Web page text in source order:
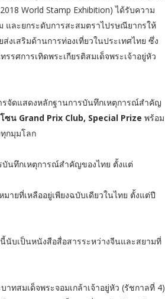
World Stamp Exhibition) ได้รับความ
และยกระดับการสะสมตราไปรษณียากรให้
เสริมด้านการท่องเที่ยวในประเทศไทย ซึ่ง
รศการเทิดพระเกียรติสมเด็จพระเจ้าอยู่หัว
รจัดแสดงหลักฐานการบันทึกเหตุการณ์สำคัญ
โซน Grand Prix Club, Special Prize พร้อม
กมุมโลก
บันทึกเหตุการณ์สำคัญของไทย ตั้งแต่
ยที่เหลืออยู่เพียงฉบับเดียวในไทย ตั้งแต่ปี
นับเป็นหนังสือสื่อสารระหว่างจีนและสยามที่
ทสมเด็จพระจอมเกล้าเจ้าอยู่หัว (รัชกาลที่ 4)